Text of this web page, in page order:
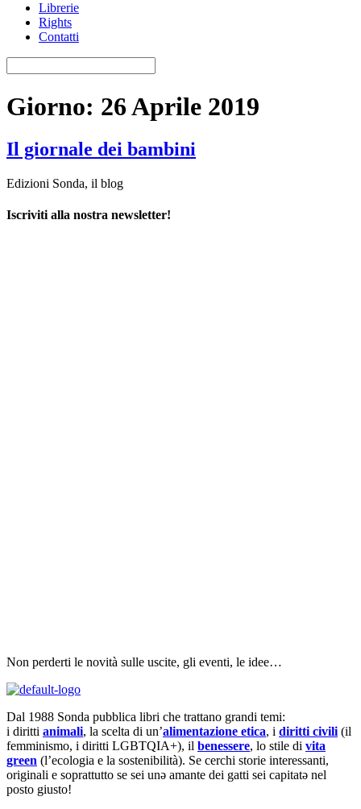
Librerie
Rights
Contatti
Giorno: 26 Aprile 2019
Il giornale dei bambini
Edizioni Sonda, il blog
Iscriviti alla nostra newsletter!
Non perderti le novità sulle uscite, gli eventi, le idee…
Dal 1988 Sonda pubblica libri che trattano grandi temi:
i diritti animali, la scelta di un’alimentazione etica, i diritti civili (il
femminismo, i diritti LGBTQIA+), il benessere, lo stile di vita
green (l’ecologia e la sostenibilità). Se cerchi storie interessanti,
originali e soprattutto se sei unə amante dei gatti sei capitatə nel
posto giusto!